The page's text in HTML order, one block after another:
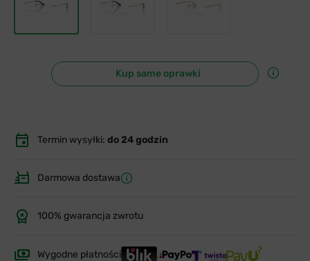
Kup same oprawki
Termin wysyłki: do 24 godzin
Darmowa dostawa
100% gwarancja zwrotu
Wygodne płatności